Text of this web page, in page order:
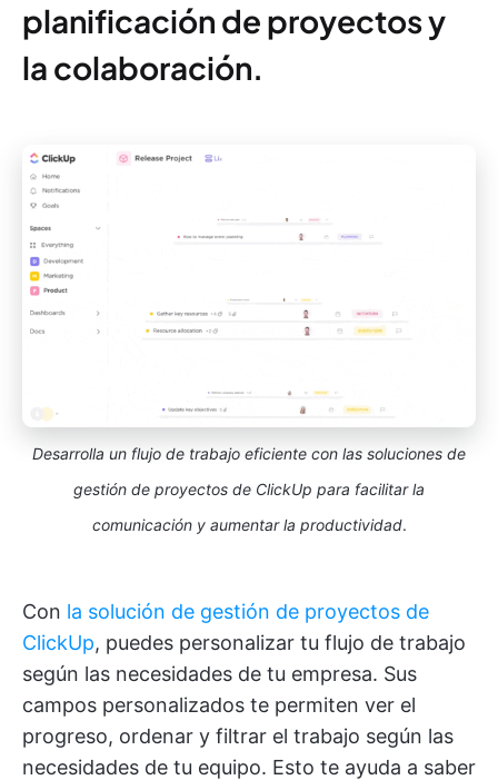
planificación de proyectos y
la colaboración.
Desarrolla un flujo de trabajo eficiente con las soluciones de
gestión de proyectos de ClickUp para facilitar la
comunicación y aumentar la productividad.
Con la solución de gestión de proyectos de
ClickUp, puedes personalizar tu flujo de trabajo
según las necesidades de tu empresa. Sus
campos personalizados te permiten ver el
progreso, ordenar y filtrar el trabajo según las
necesidades de tu equipo. Esto te ayuda a saber